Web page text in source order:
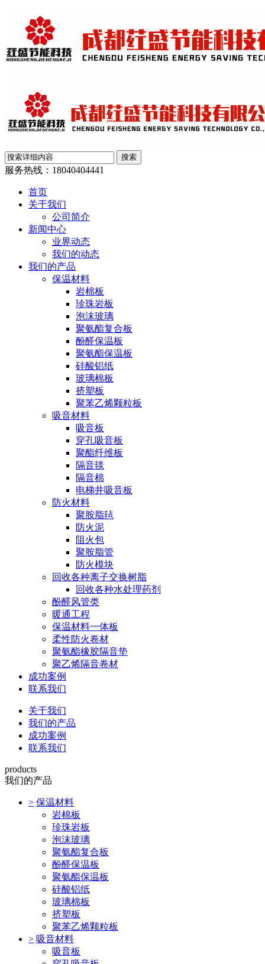
服务热线： 18040404441
首页
关于我们
公司简介
新闻中心
业界动态
我们的动态
我们的产品
保温材料
岩棉板
珍珠岩板
泡沫玻璃
聚氨酯复合板
酚醛保温板
聚氨酯保温板
硅酸铝纸
玻璃棉板
挤塑板
聚苯乙烯颗粒板
吸音材料
吸音板
穿孔吸音板
聚酯纤维板
隔音毯
隔音棉
电梯井吸音板
防火材料
聚胺脂毡
防火泥
阻火包
聚胺脂管
防火模块
回收各种离子交换树脂
回收各种水处理药剂
酚醛风管类
暖通工程
保温材料一体板
柔性防火卷材
聚氨酯橡胶隔音垫
聚乙烯隔音卷材
成功案例
联系我们
关于我们
我们的产品
成功案例
联系我们
products
我们的产品
> 保温材料
岩棉板
珍珠岩板
泡沫玻璃
聚氨酯复合板
酚醛保温板
聚氨酯保温板
硅酸铝纸
玻璃棉板
挤塑板
聚苯乙烯颗粒板
> 吸音材料
吸音板